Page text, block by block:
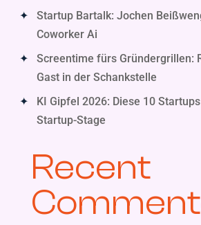
Startup Bartalk: Jochen
Coworker Ai
Screentime fürs Gründergrillen:
Gast in der Schankstelle
KI Gipfel 2026: Diese 10
Startup-Stage
Recent